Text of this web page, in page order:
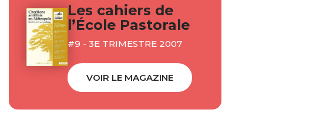
Les cahiers de
l’École Pastorale
#9 - 3E TRIMESTRE 2007
VOIR LE MAGAZINE